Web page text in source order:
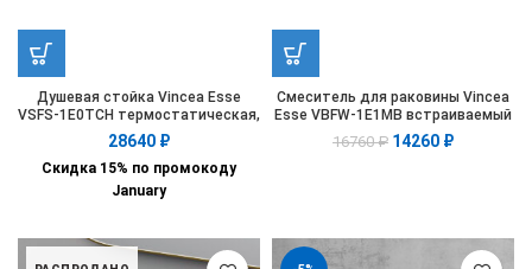
Душевая стойка Vincea Esse
VSFS-1E0TCH термостатическая,
хром
28640 ₽
Скидка 15% по промокоду
January
Смеситель для раковины Vincea
Esse VBFW-1E1MB встраиваемый
однорычажный, черный
16760₽ 14260 ₽